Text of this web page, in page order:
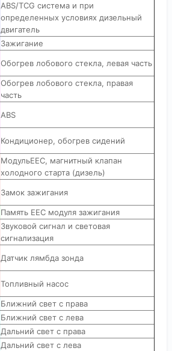
ABS/TCG система и при
определенных условиях дизельный
двигатель
Зажигание
Обогрев лобового стекла, левая часть
Обогрев лобового стекла, правая
часть
АВS
Кондиционер, обогрев сидений
МодульЕЕС, магнитный клапан
холодного старта (дизель)
Замок зажигания
Память ЕЕС модуля зажигания
Звуковой сигнал и световая
сигнализация
Датчик лямбда зонда
Топливный насос
Ближний свет с права
Ближний свет с лева
Дальний свет с права
Дальний свет с лева